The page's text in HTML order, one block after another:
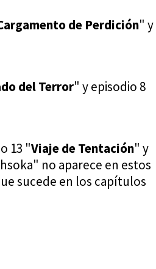
de Perdición" y
del Terror" y episodio 8
13 "Viaje de Tentación" y
no aparece en estos
sucede en los capítulos